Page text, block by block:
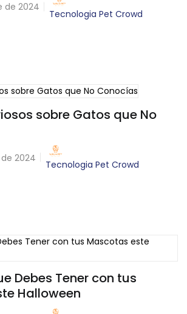
de 2024
Tecnologia Pet Crowd
sobre Gatos que No
2024
Tecnologia Pet Crowd
Debes Tener con tus
Halloween